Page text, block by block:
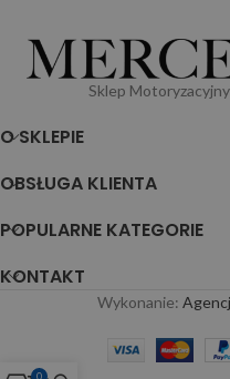
Sklep
O SKLEPIE
OBSŁUGA KLIENTA
POPULARNE KATEGORIE
KONTAKT
Wykonanie:
0